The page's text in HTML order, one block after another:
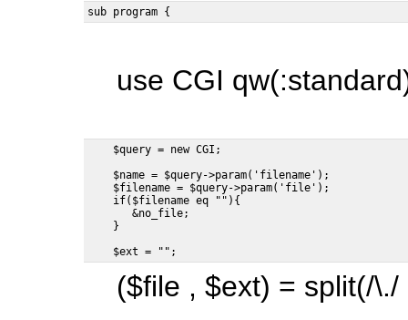
use CGI
$name = $query->param('filename');
$filename = $query->param('file');
if($filename eq ""){
&no_file;
($file , $ext) = split(/\./